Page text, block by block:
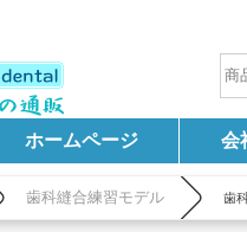
ホームページ 会
歯科縫合練習モデル 歯